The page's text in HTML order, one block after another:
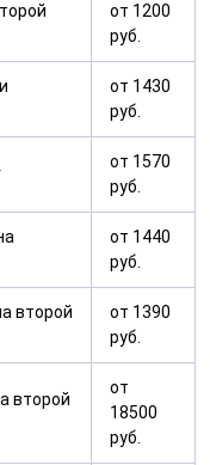
от 1200
руб.
от 1430
руб.
от 1570
руб.
от 1440
руб.
второй
от 1390
руб.
второй
от
18500
руб.